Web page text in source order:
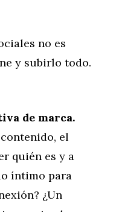
no es
y subirlo todo.
de marca.
el
quién es y a
íntimo para
¿Un